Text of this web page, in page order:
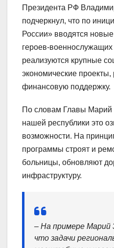
Президента РФ
подчеркнул, что по
России» вводятся
героев-
реализуются крупные
экономические
финансовую поддержку.
По словам Главы
нашей республики это
возможности. На
программы строят и
больницы, обновляют
инфраструктуру.
– На примере Марий
что задачи